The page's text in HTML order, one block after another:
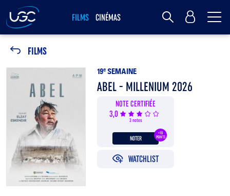
FILMS CINÉMAS MY UGC
FILMS
19e SEMAINE
ABEL - MILLENIUM 2026
NOTE CERTIFIÉE
3,0
3 notes
+10
POINTS
NOTER
WATCHLIST